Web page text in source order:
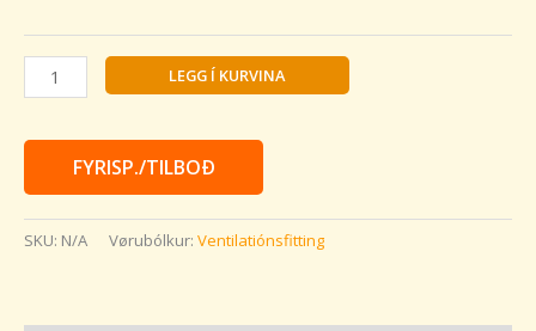
LEGG Í KURVINA
FYRISP./TILBOÐ
SKU: N/A Vørubólkur: Ventilatiónsfitting